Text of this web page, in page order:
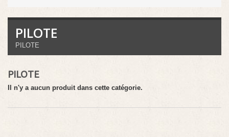
PILOTE
PILOTE
PILOTE
Il n'y a aucun produit dans cette catégorie.